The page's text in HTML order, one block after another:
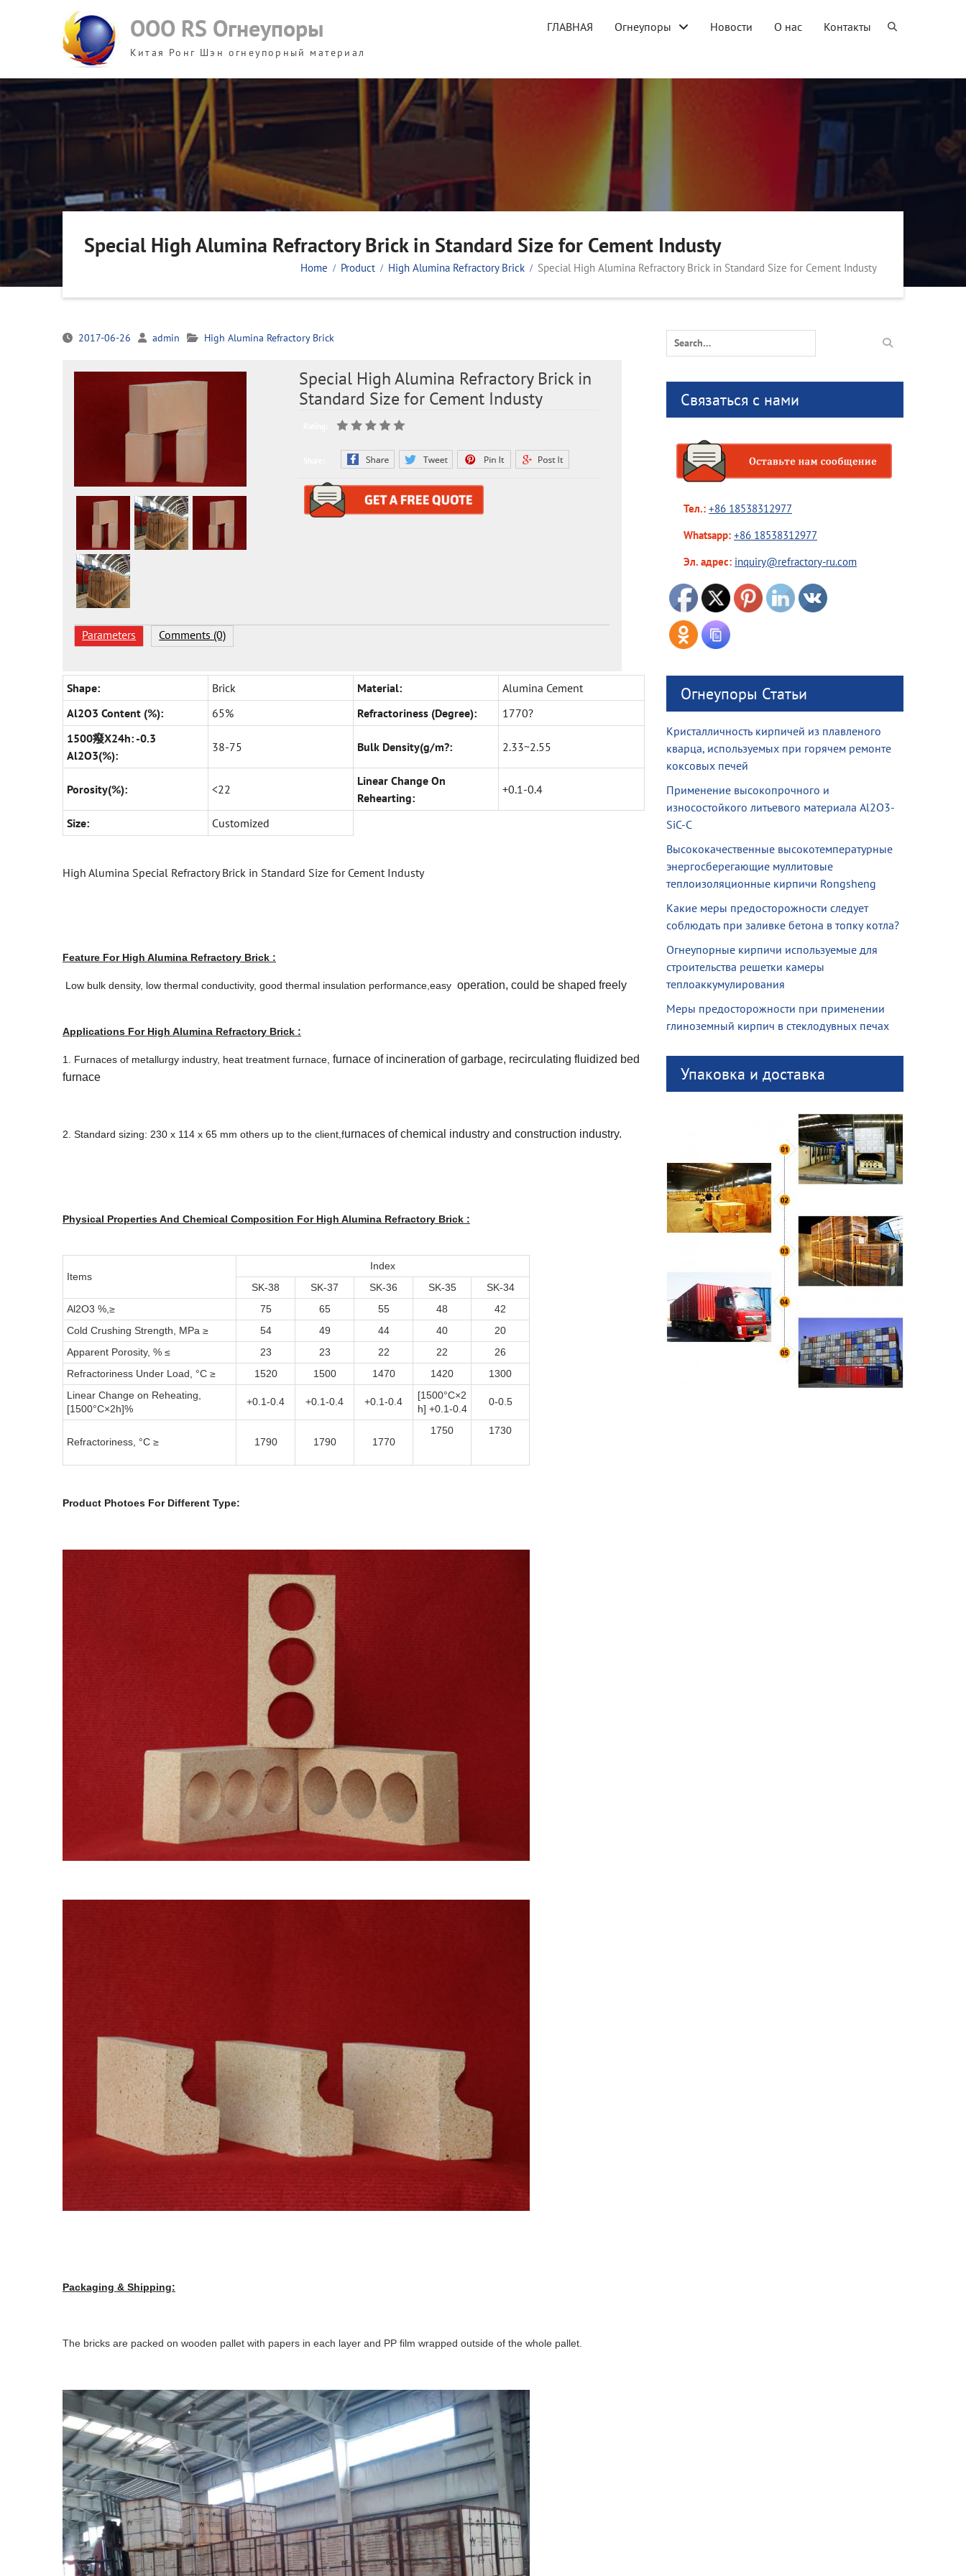
ООО RS Огнеупоры
Китая Ронг Шэн огнеупорный материал
ГЛАВНАЯ Огнеупоры Новости О нас Контакты
Special High Alumina Refractory Brick in Standard Size for Cement Industy
Home Product High Alumina Refractory Brick Special High Alumina Refractory Brick in Standard Size for Cement Industy
2017-06-26 admin High Alumina Refractory Brick
Special High Alumina Refractory Brick in
Standard Size for Cement Industy
Parameters Comments (0)
Shape: Brick Material:
Alumina Cement
Al2O3 Content (%):
65% Refractoriness (Degree):
1770?
1500癈X24h: -0.3
Al2O3(%):
38-75 Bulk Density(g/m?: 2.33~2.55
Porosity(%): <22
Linear Change On
Rehearting:
+0.1-0.4
Size: Customized
High Alumina Special Refractory Brick in Standard Size for Cement Industy
Feature For High Alumina Refractory Brick :
Low bulk density, low thermal conductivity, good thermal insulation performance,easy operation, could be shaped freely
Applications For High Alumina Refractory Brick :
1. Furnaces of metallurgy industry, heat treatment furnace, furnace of incineration of garbage, recirculating fluidized bed
furnace
2. Standard sizing: 230 x 114 x 65 mm others up to the client,furnaces of chemical industry and construction industry.
Physical Properties And Chemical Composition For High Alumina Refractory Brick :
Items
Index
SK-38
SK-37 SK-36 SK-35
SK-34
Al2O3 %,≥
75 65 55 48
42
Cold Crushing Strength, MPa ≥
54 49 44 40
20
Apparent Porosity, % ≤
23 23 22 22
26
Refractoriness Under Load, °C ≥
1520 1500 1470 1420
1300
Linear Change on Reheating,
[1500°C×2h]%
+0.1-0.4 +0.1-0.4 +0.1-0.4
[1500°C×2
h] +0.1-0.4
0-0.5
Refractoriness, °C ≥ 1790 1790 1770
1750 1730
Product Photoes For Different Type:
Packaging & Shipping:
The bricks are packed on wooden pallet with papers in each layer and PP film wrapped outside of the whole pallet.
Search
for:
Связаться с нами
Тел.: +86 18538312977
Whatsapp: +86 18538312977
Эл. адрес: inquiry@refractory-ru.com
Огнеупоры Статьи
Кристалличность кирпичей из плавленого
кварца, используемых при горячем ремонте
коксовых печей
Применение высокопрочного и
износостойкого литьевого материала Al2O3-
SiC-C
Высококачественные высокотемпературные
энергосберегающие муллитовые
теплоизоляционные кирпичи Rongsheng
Какие меры предосторожности следует
соблюдать при заливке бетона в топку котла?
Огнеупорные кирпичи используемые для
строительства решетки камеры
теплоаккумулирования
Меры предосторожности при применении
глиноземный кирпич в стеклодувных печах
Упаковка и доставка